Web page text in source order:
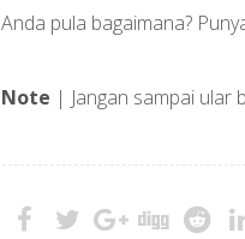
Anda pula bagaimana?
Note | Jangan sampai ular